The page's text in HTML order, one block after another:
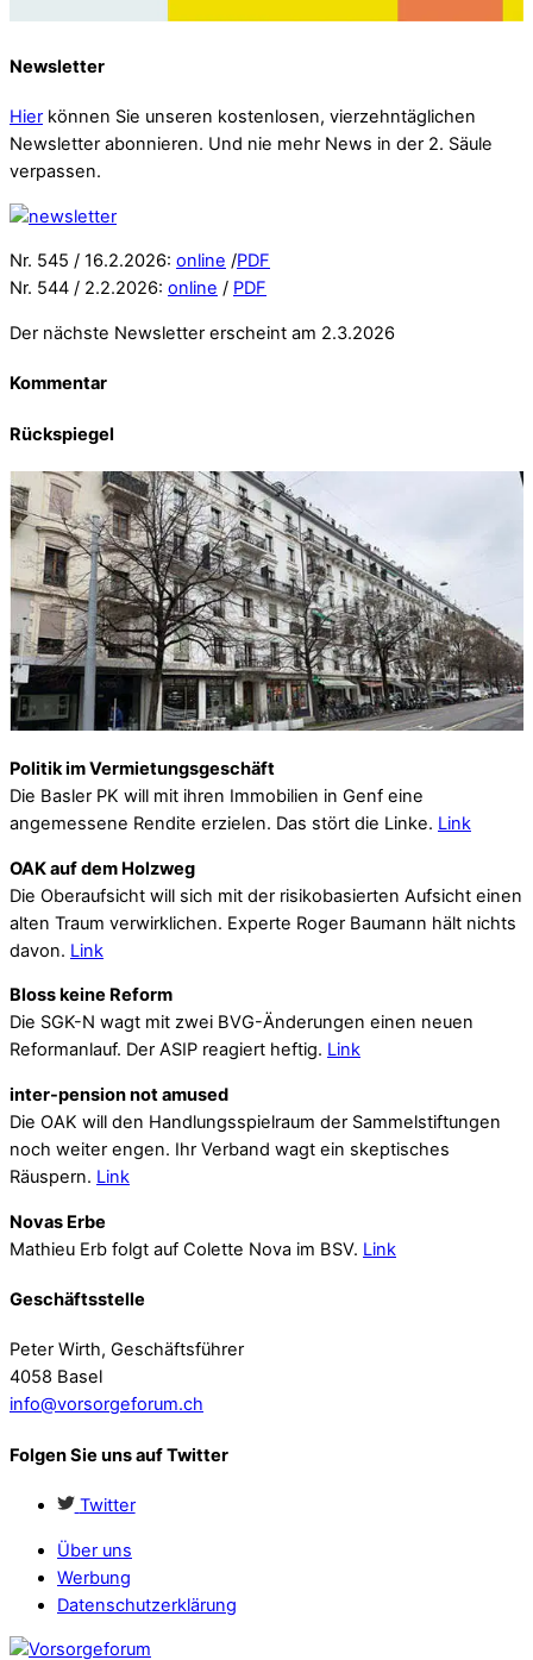
Newsletter
Hier können Sie unseren kostenlosen, vierzehntäglichen
Newsletter abonnieren. Und nie mehr News in der 2. Säule
verpassen.
Nr. 545 / 16.2.2026: online /PDF
Nr. 544 / 2.2.2026: online / PDF
Der nächste Newsletter erscheint am 2.3.2026
Kommentar
Rückspiegel
Politik im Vermietungsgeschäft
Die Basler PK will mit ihren Immobilien in Genf eine
angemessene Rendite erzielen. Das stört die Linke. Link
OAK auf dem Holzweg
Die Oberaufsicht will sich mit der risikobasierten Aufsicht einen
alten Traum verwirklichen. Experte Roger Baumann hält nichts
davon. Link
Bloss keine Reform
Die SGK-N wagt mit zwei BVG-Änderungen einen neuen
Reformanlauf. Der ASIP reagiert heftig. Link
inter-pension not amused
Die OAK will den Handlungsspielraum der Sammelstiftungen
noch weiter engen. Ihr Verband wagt ein skeptisches
Räuspern. Link
Novas Erbe
Mathieu Erb folgt auf Colette Nova im BSV. Link
Geschäftsstelle
Peter Wirth, Geschäftsführer
4058 Basel
info@vorsorgeforum.ch
Folgen Sie uns auf Twitter
Twitter
Über uns
Werbung
Datenschutzerklärung